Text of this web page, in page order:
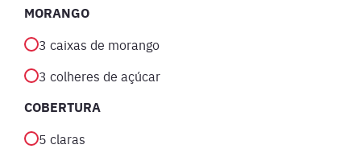
MORANGO
3 caixas de morango
3 colheres de açúcar
COBERTURA
5 claras